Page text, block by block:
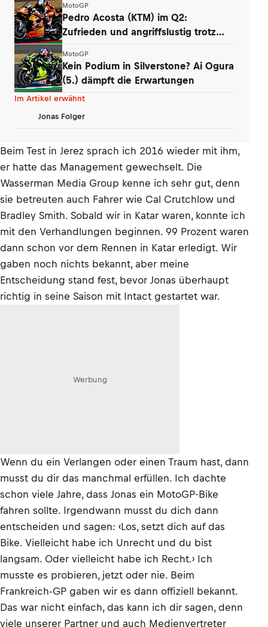
MotoGP
Pedro Acosta (KTM) im Q2:
Zufrieden und angriffslustig trotz
MotoGP
Kein Podium in Silverstone? Ai Ogura
(5.) dämpft die Erwartungen
Im Artikel erwähnt
Jonas Folger
Beim Test in Jerez sprach ich 2016 wieder mit ihm,
er hatte das Management gewechselt. Die
Wasserman Media Group kenne ich sehr gut, denn
sie betreuten auch Fahrer wie Cal Crutchlow und
Bradley Smith. Sobald wir in Katar waren, konnte ich
mit den Verhandlungen beginnen. 99 Prozent waren
dann schon vor dem Rennen in Katar erledigt. Wir
gaben noch nichts bekannt, aber meine
Entscheidung stand fest, bevor Jonas überhaupt
richtig in seine Saison mit Intact gestartet war.
Werbung
Wenn du ein Verlangen oder einen Traum hast, dann
musst du dir das manchmal erfüllen. Ich dachte
schon viele Jahre, dass Jonas ein MotoGP-Bike
fahren sollte. Irgendwann musst du dich dann
entscheiden und sagen: ‹Los, setzt dich auf das
Bike. Vielleicht habe ich Unrecht und du bist
langsam. Oder vielleicht habe ich Recht.› Ich
musste es probieren, jetzt oder nie. Beim
Frankreich-GP gaben wir es dann offiziell bekannt.
Das war nicht einfach, das kann ich dir sagen, denn
viele unserer Partner und auch Medienvertreter